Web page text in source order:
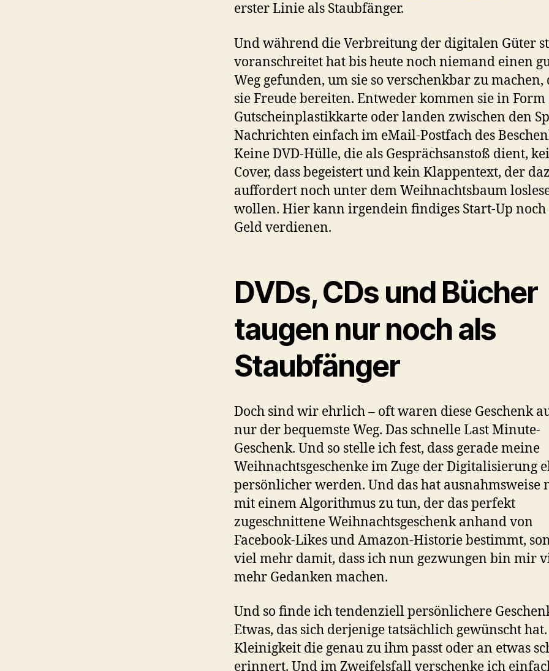
erster Linie als Staubfänger.
Und während die Verbreitung der digitalen Güter
voranschreitet hat bis heute noch niemand einen
Weg gefunden, um sie so verschenkbar zu machen,
sie Freude bereiten. Entweder kommen sie in
Gutscheinplastikkarte oder landen zwischen den
Nachrichten einfach im eMail-Postfach des
Keine DVD-Hülle, die als Gesprächsanstoß dient,
Cover, dass begeistert und kein Klappentext, der
auffordert noch unter dem Weihnachtsbaum
wollen. Hier kann irgendein findiges Start-Up
Geld verdienen.
DVDs, CDs und Bücher
taugen nur noch als
Staubfänger
Doch sind wir ehrlich – oft waren diese Geschenk
nur der bequemste Weg. Das schnelle Last Minute-
Geschenk. Und so stelle ich fest, dass gerade meine
Weihnachtsgeschenke im Zuge der Digitalisierung
persönlicher werden. Und das hat ausnahmsweise
mit einem Algorithmus zu tun, der das perfekt
zugeschnittene Weihnachtsgeschenk anhand von
Facebook-Likes und Amazon-Historie bestimmt,
viel mehr damit, dass ich nun gezwungen bin mir
mehr Gedanken machen.
Und so finde ich tendenziell persönlichere
Etwas, das sich derjenige tatsächlich gewünscht
Kleinigkeit die genau zu ihm passt oder an etwas
erinnert. Und im Zweifelsfall verschenke ich